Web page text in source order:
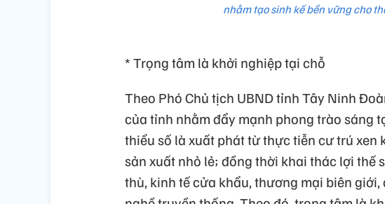
nhằm tạo sinh kế bền vững cho
* Trọng tâm là khởi nghiệp tại chỗ
Theo Phó Chủ tịch UBND tỉnh Tây Ninh
của tỉnh nhằm đẩy mạnh phong trào sáng
thiểu số là xuất phát từ thực tiễn cư trú xen
sản xuất nhỏ lẻ; đồng thời khai thác lợi thế
thù, kinh tế cửa khẩu, thương mại biên